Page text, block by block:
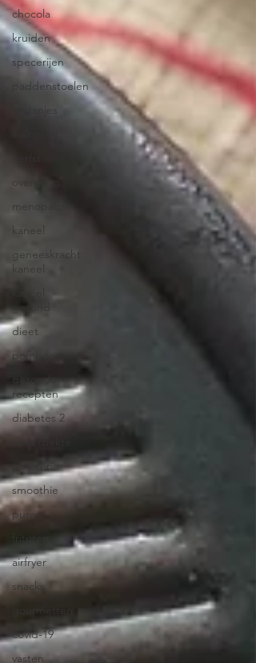
chocola
kruiden
specerijen
paddenstoelen
overgang
menopauze
kaneel
geneeskracht
kaneel
gezond
dieet
pompoen
gezonde
recepten
diabetes 2
suikerziekte
pureren
smoothie
puree
frituren
airfryer
snacks
gourmetten
covid-19
vasten